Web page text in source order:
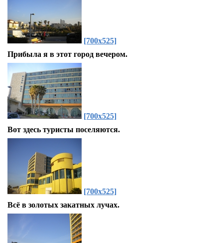
[700x525]
Прибыла я в этот город вечером.
[700x525]
Вот здесь туристы поселяются.
[700x525]
Всё в золотых закатных лучах.